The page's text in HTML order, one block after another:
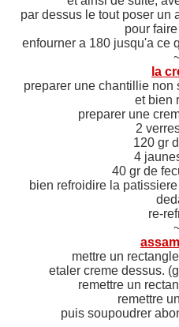
par dessus le tout poser un
pour
enfourner a 180 jusqu'a ce
la
preparer une chantillie non
et bien
preparer une
2
120 gr
4
40 gr de
bien refroidire la
re-
mettre un
etaler creme dessus.
remettre un
remettre
puis soupoudrer